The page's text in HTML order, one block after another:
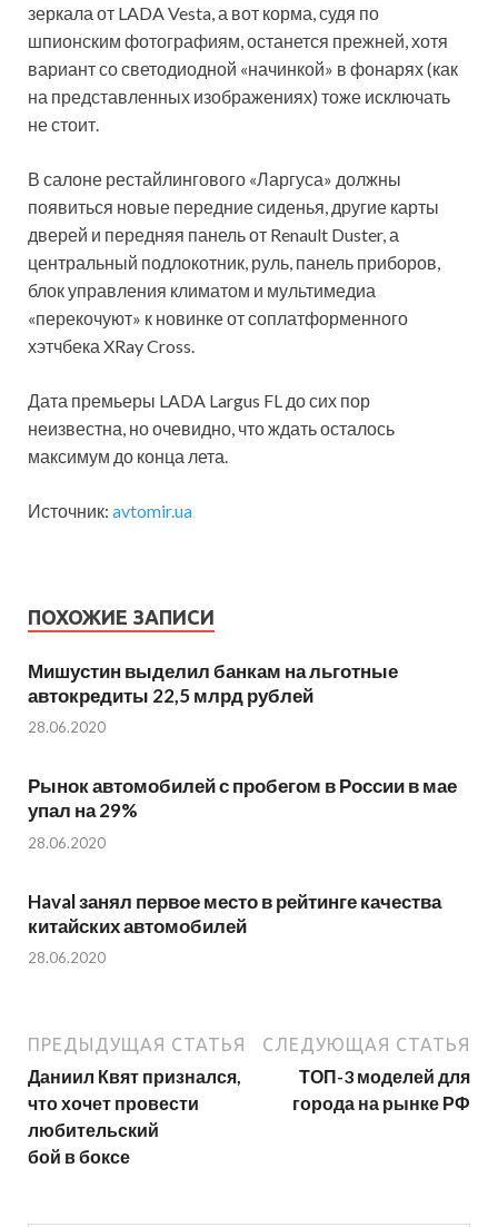
зеркала от LADA Vesta, а вот корма, судя по
шпионским фотографиям, останется прежней, хотя
вариант со светодиодной «начинкой» в фонарях (как
на представленных изображениях) тоже исключать
не стоит.
В салоне рестайлингового «Ларгуса» должны
появиться новые передние сиденья, другие карты
дверей и передняя панель от Renault Duster, а
центральный подлокотник, руль, панель приборов,
блок управления климатом и мультимедиа
«перекочуют» к новинке от соплатформенного
хэтчбека XRay Cross.
Дата премьеры LADA Largus FL до сих пор
неизвестна, но очевидно, что ждать осталось
максимум до конца лета.
Источник: avtomir.ua
ПОХОЖИЕ ЗАПИСИ
Мишустин выделил банкам на льготные
автокредиты 22,5 млрд рублей
28.06.2020
Рынок автомобилей с пробегом в России в мае
упал на 29%
28.06.2020
Haval занял первое место в рейтинге качества
китайских автомобилей
28.06.2020
ПРЕДЫДУЩАЯ СТАТЬЯ
Даниил Квят признался,
что хочет провести
любительский
бой в боксе
СЛЕДУЮЩАЯ СТАТЬЯ
ТОП-3 моделей для
города на рынке РФ